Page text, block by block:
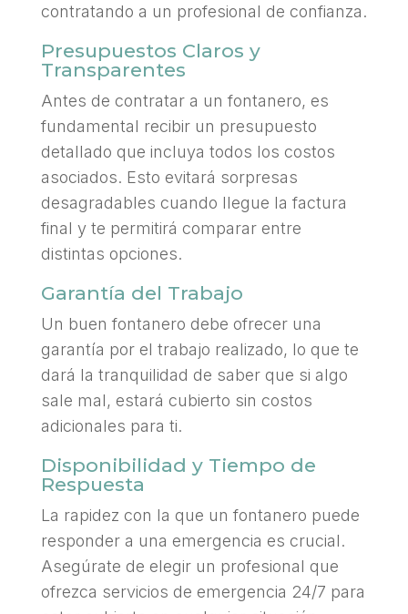
contratando a un profesional de confianza.
Presupuestos Claros y
Transparentes
Antes de contratar a un fontanero, es
fundamental recibir un presupuesto
detallado que incluya todos los costos
asociados. Esto evitará sorpresas
desagradables cuando llegue la factura
final y te permitirá comparar entre
distintas opciones.
Garantía del Trabajo
Un buen fontanero debe ofrecer una
garantía por el trabajo realizado, lo que te
dará la tranquilidad de saber que si algo
sale mal, estará cubierto sin costos
adicionales para ti.
Disponibilidad y Tiempo de
Respuesta
La rapidez con la que un fontanero puede
responder a una emergencia es crucial.
Asegúrate de elegir un profesional que
ofrezca servicios de emergencia 24/7 para